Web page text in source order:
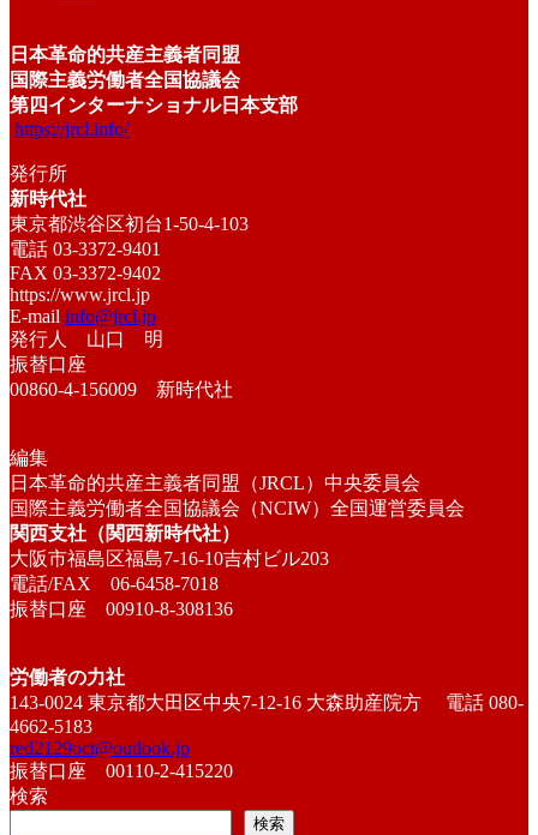
日本革命的共産主義者同盟
国際主義労働者全国協議会
第四インターナショナル日本支部
https://jrcl.info/
発行所
新時代社
東京都渋谷区初台1-50-4-103
電話 03-3372-9401
FAX 03-3372-9402
https://www.jrcl.jp
E-mail info@jrcl.jp
発行人 山口 明
振替口座
00860-4-156009 新時代社
編集
日本革命的共産主義者同盟（JRCL）中央委員会
国際主義労働者全国協議会（NCIW）全国運営委員会
関西支社（関西新時代社）
大阪市福島区福島7-16-10吉村ビル203
電話/FAX 06-6458-7018
振替口座 00910-8-308136
労働者の力社
143-0024 東京都大田区中央7-12-16 大森助産院方 電話 080-
4662-5183
red2129oct@outlook.jp
振替口座 00110-2-415220
検索
検索